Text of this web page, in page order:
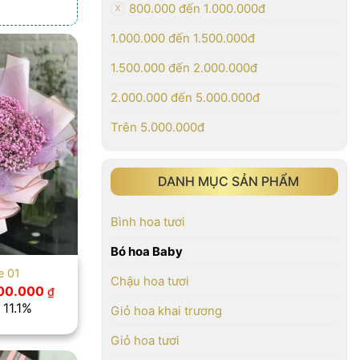
01
₫Giá
800.000 ₫.
800.000 đến 1.000.000đ
1.000.000 đến 1.500.000đ
1.500.000 đến 2.000.000đ
2.000.000 đến 5.000.000đ
Trên 5.000.000đ
DANH MỤC SẢN PHẨM
Bình hoa tươi
Bó hoa Baby
Chậu hoa tươi
Giỏ hoa khai trương
Giỏ hoa tươi